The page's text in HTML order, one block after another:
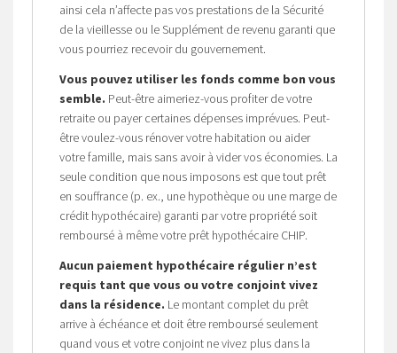
ainsi cela n’affecte pas vos prestations de la Sécurité
de la vieillesse ou le Supplément de revenu garanti que
vous pourriez recevoir du gouvernement.
Vous pouvez utiliser les fonds comme bon vous
semble. Peut-être aimeriez-vous profiter de votre
retraite ou payer certaines dépenses imprévues. Peut-
être voulez-vous rénover votre habitation ou aider
votre famille, mais sans avoir à vider vos économies. La
seule condition que nous imposons est que tout prêt
en souffrance (p. ex., une hypothèque ou une marge de
crédit hypothécaire) garanti par votre propriété soit
remboursé à même votre prêt hypothécaire CHIP.
Aucun paiement hypothécaire régulier n’est
requis tant que vous ou votre conjoint vivez
dans la résidence. Le montant complet du prêt
arrive à échéance et doit être remboursé seulement
quand vous et votre conjoint ne vivez plus dans la